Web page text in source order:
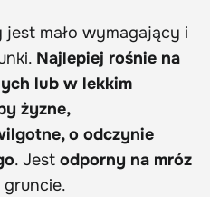
mało wymagający i
Najlepiej rośnie na
lub w lekkim
żyzne,
o odczynie
. Jest odporny na mróz
gruncie.